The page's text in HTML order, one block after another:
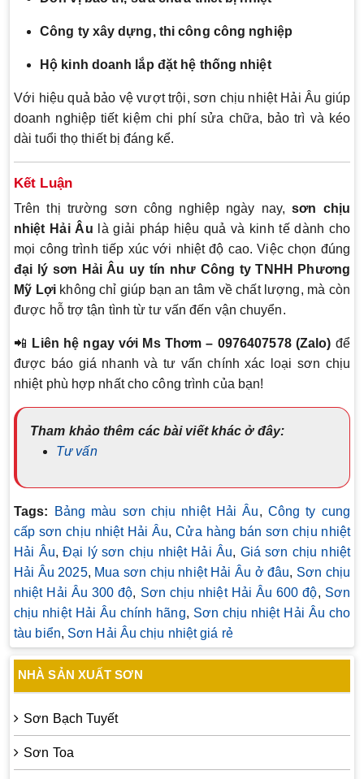
Công ty xây dựng, thi công công nghiệp
Hộ kinh doanh lắp đặt hệ thống nhiệt
Với hiệu quả bảo vệ vượt trội, sơn chịu nhiệt Hải Âu giúp
doanh nghiệp tiết kiệm chi phí sửa chữa, bảo trì và kéo
dài tuổi thọ thiết bị đáng kể.
Kết Luận
Trên thị trường sơn công nghiệp ngày nay,sơn chịu
nhiệt Hải Âu là giải pháp hiệu quả và kinh tế dành cho
mọi công trình tiếp xúc với nhiệt độ cao. Việc chọn đúng
đại lý sơn Hải Âu uy tín như Công ty TNHH Phương
Mỹ Lợikhông chỉ giúp bạn an tâm về chất lượng, mà còn
được hỗ trợ tận tình từ tư vấn đến vận chuyển.
📲 Liên hệ ngay với Ms Thơm – 0976407578 (Zalo) để
được báo giá nhanh và tư vấn chính xác loại sơn chịu
nhiệt phù hợp nhất cho công trình của bạn!
Tham khảo thêm các bài viết khác ở đây:
Tư vấn
Tags: Bảng màu sơn chịu nhiệt Hải Âu, Công ty cung
cấp sơn chịu nhiệt Hải Âu,Cửa hàng bán sơn chịu nhiệt
Hải Âu,Đại lý sơn chịu nhiệt Hải Âu, Giá sơn chịu nhiệt
Hải Âu 2025, Mua sơn chịu nhiệt Hải Âu ở đâu, Sơn chịu
nhiệt Hải Âu 300 độ, Sơn chịu nhiệt Hải Âu 600 độ, Sơn
chịu nhiệt Hải Âu chính hãng, Sơn chịu nhiệt Hải Âu cho
tàu biển, Sơn Hải Âu chịu nhiệt giá rẻ
NHÀ SẢN XUẤT SƠN
Sơn Bạch Tuyết
Sơn Toa